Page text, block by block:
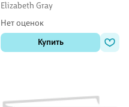
Elizabeth Gray
Нет оценок
Купить